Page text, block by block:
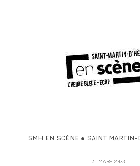
SMH EN SCÈNE ● SAINT
29 MARS 2023